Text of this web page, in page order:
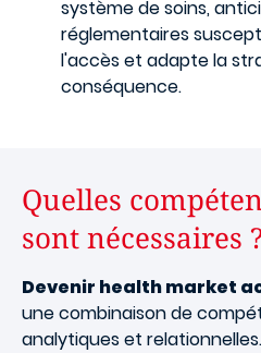
système de soins,
réglementaires
l'accès et adapte la
conséquence.
Quelles
sont nécessaires
Devenir health market
une combinaison de
analytiques et relationnelles.